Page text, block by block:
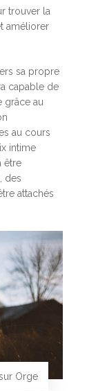
trouver la
améliorer
sa propre
capable de
grâce au
au cours
intime
être
des
attachés
Orge